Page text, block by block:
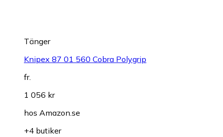
Tänger
Knipex 87 01 560 Cobra Polygrip
fr.
1 056 kr
hos Amazon.se
+4 butiker